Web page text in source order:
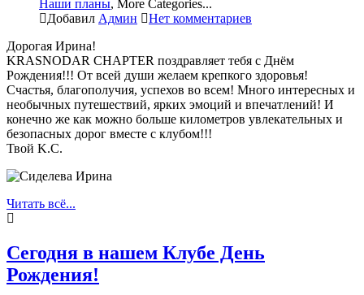
Наши планы, More Categories...
Добавил Админ
Нет комментариев
Дорогая Ирина!
KRASNODAR CHAPTER поздравляет тебя с Днём
Рождения!!! От всей души желаем крепкого здоровья!
Счастья, благополучия, успехов во всем! Много интересных и
необычных путешествий, ярких эмоций и впечатлений! И
конечно же как можно больше километров увлекательных и
безопасных дорог вместе с клубом!!!
Твой K.C.
Читать всё...
Сегодня в нашем Клубе День
Рождения!